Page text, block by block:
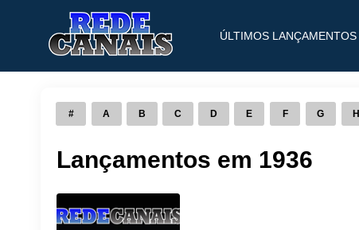
ÚLTIMOS LANÇAMENTOS
# A B C D E F G H
Lançamentos em 1936